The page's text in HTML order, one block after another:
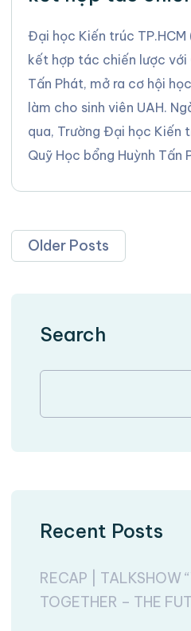
Đại học Kiến trúc
kết hợp tác chiến lược với
Tấn Phát, mở ra cơ hội
làm cho sinh viên UAH.
qua, Trường Đại học Kiến
Quỹ Học bổng Huỳnh Tấn
Older Posts
Search
Recent Posts
RECAP | TALKSHOW
TOGETHER – THE